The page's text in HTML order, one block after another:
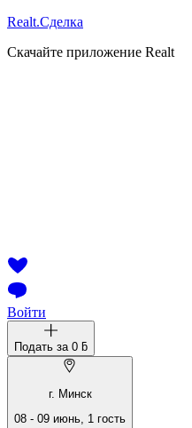
Realt.Сделка
Скачайте приложение Realt
Войти
Подать за 0 ƃ
г. Минск
08 - 09 июнь, 1 гость